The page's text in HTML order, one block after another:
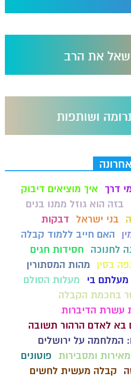
דרך
איך מוציאים דיבוק
בזה הוא גוזל ממנו בנים
בני ישראל
דבקות
האם חייב ללמוד קבלה
לחנוכה
חסידות חגים
בסין
מהות המסתורין
בי
מעלות הסולם
בחכמת הקבלה
עשרת הדיברות
בא לאדם הרהור תשובה
המלחמה על ירושלים
ומסבירות פוטונים
קבלה מעשית לחשים